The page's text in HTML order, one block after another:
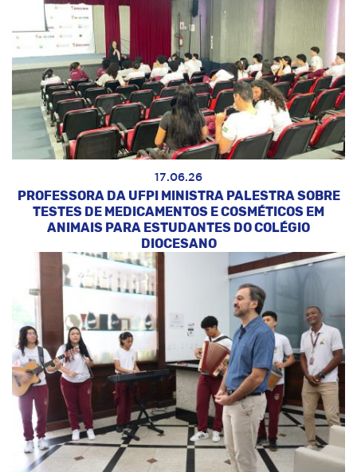
17.06.26
PROFESSORA DA UFPI MINISTRA PALESTRA SOBRE
TESTES DE MEDICAMENTOS E COSMÉTICOS EM
ANIMAIS PARA ESTUDANTES DO COLÉGIO
DIOCESANO